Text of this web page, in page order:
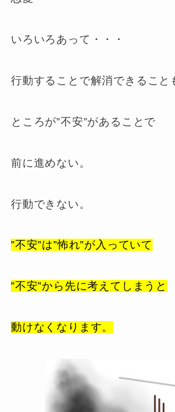
いろいろあって・・・
行動することで解消できること
ところが”不安”があることで
前に進めない。
行動できない。
”不安”は”怖れ”が入っていて
”不安”から先に考えてしまうと
動けなくなります。